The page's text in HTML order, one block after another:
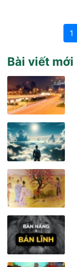
1
Bài viết mới